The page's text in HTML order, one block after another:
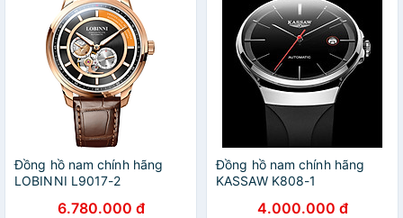
Đồng hồ nam chính hãng
LOBINNI L9017-2
6.780.000 đ
Đồng hồ nam chính hãng
KASSAW K808-1
4.000.000 đ